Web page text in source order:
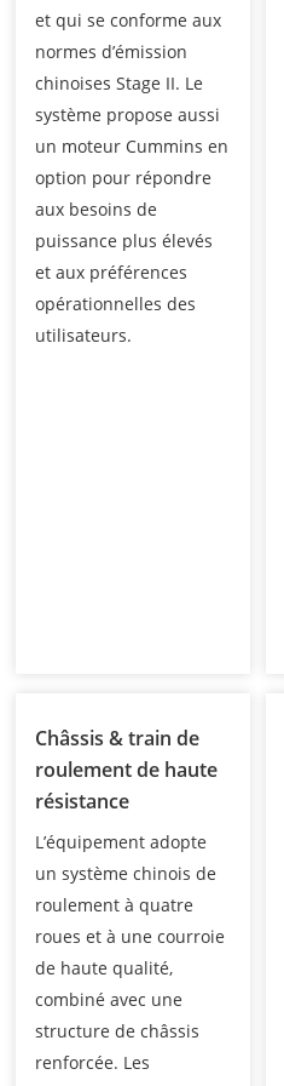
et qui se conforme aux
normes d’émission
chinoises Stage II. Le
système propose aussi
un moteur Cummins en
option pour répondre
aux besoins de
puissance plus élevés
et aux préférences
opérationnelles des
utilisateurs.
Châssis & train de
roulement de haute
résistance
L’équipement adopte
un système chinois de
roulement à quatre
roues et à une courroie
de haute qualité,
combiné avec une
structure de châssis
renforcée. Les